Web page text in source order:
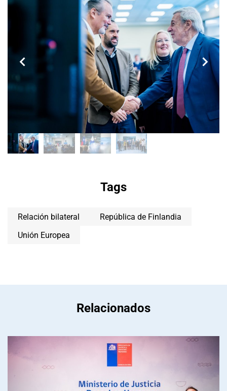
Tags
Relación bilateral
República de Finlandia
Unión Europea
Relacionados